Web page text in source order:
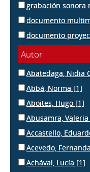
grabación sonora
documento
documento
Autor
Abatedaga, Nidia
Abbá, Norma [1]
Aboites, Hugo [1]
Abusamra, Valeria
Accastello,
Acevedo, Fernanda
Achával, Lucía [1]